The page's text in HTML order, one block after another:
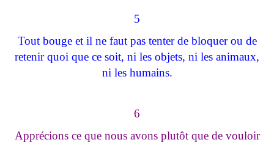
5
Tout bouge et il ne faut pas tenter de bloquer ou de
retenir quoi que ce soit, ni les objets, ni les animaux,
ni les humains.
6
Apprécions ce que nous avons plutôt que de vouloir